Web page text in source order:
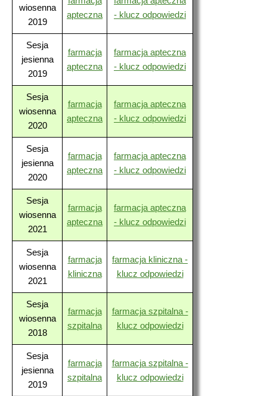
wiosenna
2019
apteczna
- klucz odpowiedzi
Sesja
jesienna
2019
farmacja
apteczna
farmacja apteczna
- klucz odpowiedzi
Sesja
wiosenna
2020
farmacja
apteczna
farmacja apteczna
- klucz odpowiedzi
Sesja
jesienna
2020
farmacja
apteczna
farmacja apteczna
- klucz odpowiedzi
Sesja
wiosenna
2021
farmacja
apteczna
farmacja apteczna
- klucz odpowiedzi
Sesja
wiosenna
2021
farmacja
kliniczna
farmacja kliniczna -
klucz odpowiedzi
Sesja
wiosenna
2018
farmacja
szpitalna
farmacja szpitalna -
klucz odpowiedzi
Sesja
jesienna
2019
farmacja
szpitalna
farmacja szpitalna -
klucz odpowiedzi